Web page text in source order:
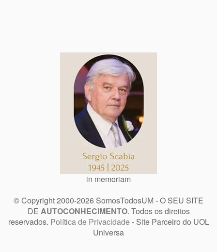
in memoriam
© Copyright 2000-2026 SomosTodosUM - O SEU SITE
DE AUTOCONHECIMENTO. Todos os direitos
reservados. Política de Privacidade - Site Parceiro do UOL
Universa